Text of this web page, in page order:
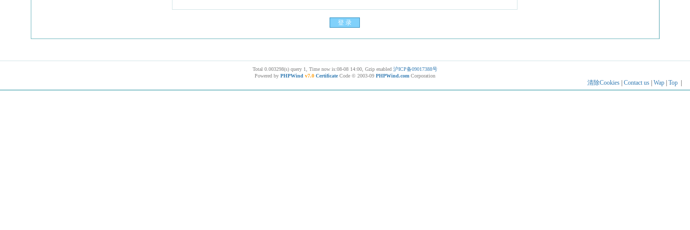
Total 0.003298(s) query 1, Time now is:08-08 14:00, Gzip enabled 沪ICP备09017388号
Powered by PHPWind v7.0 CertificateCode © 2003-09 PHPWind.comCorporation
清除Cookies| Contact us| Wap| Top|